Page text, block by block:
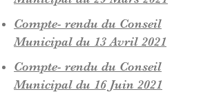
Compte- rendu du Conseil
Municipal du 13 Avril 2021
Compte- rendu du Conseil
Municipal du 16 Juin 2021